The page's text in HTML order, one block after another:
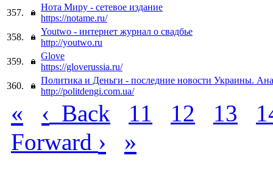
357.
Нота Миру - сетевое издание
https://notame.ru/
358.
Youtwo - интернет журнал о свадбье
http://youtwo.ru
359.
Glove
https://gloverussia.ru/
360.
Политика и Деньги - последние новости Украины.
http://politdengi.com.ua/
« ‹ Back 11 12 13
Forward › »